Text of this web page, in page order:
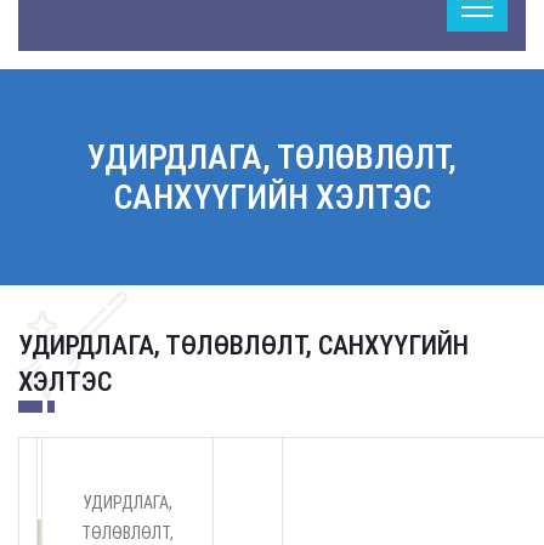
УДИРДЛАГА, ТӨЛӨВЛӨЛТ,
САНХҮҮГИЙН ХЭЛТЭС
УДИРДЛАГА, ТӨЛӨВЛӨЛТ, САНХҮҮГИЙН
ХЭЛТЭС
УДИРДЛАГА,
ТӨЛӨВЛӨЛТ,